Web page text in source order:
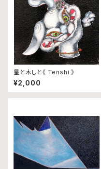
星と木しと《 Tenshi 》
¥2,000